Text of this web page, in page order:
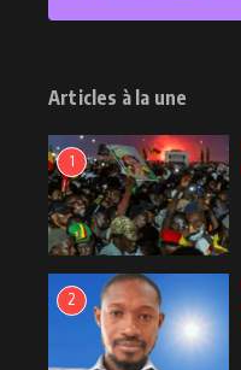
Articles à la une
1
2